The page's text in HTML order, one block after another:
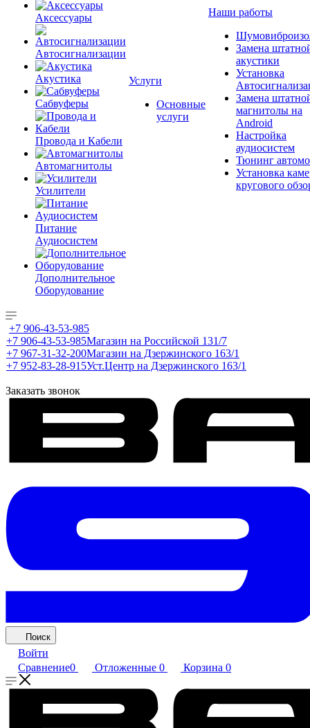
Аксессуары
Автосигнализации
Акустика
Сабвуферы
Провода и Кабели
Автомагнитолы
Усилители
Питание
Аудиосистем
Дополнительное
Оборудование
Услуги
Основные
услуги
Наши работы
Замена
акустики
Установка
Замена
магнитолы на
Android
Настройка
аудиосистем
Тюнинг
Установка
кругового
+7 906-43-53-985
+7 906-43-53-985Магазин на Российской 131/7
+7 967-31-32-200Магазин на Дзержинского 163/1
+7 952-83-28-915Уст.Центр на Дзержинского 163/1
Заказать звонок
Поиск
Войти
Сравнение0 Отложенные 0 Корзина 0